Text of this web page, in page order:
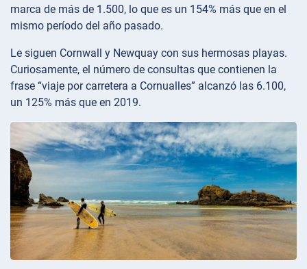
marca de más de 1.500, lo que es un 154% más que en el
mismo período del año pasado.
Le siguen Cornwall y Newquay con sus hermosas playas.
Curiosamente, el número de consultas que contienen la
frase “viaje por carretera a Cornualles” alcanzó las 6.100,
un 125% más que en 2019.